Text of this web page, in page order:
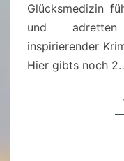
Glücksmedizin
und adretten
inspirierender
Hier gibts noch